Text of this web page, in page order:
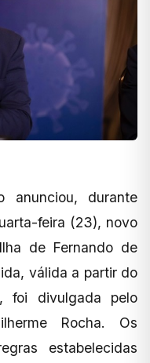
anunciou, durante
feira (23), novo
de Fernando de
válida a partir do
foi divulgada pelo
Rocha. Os
estabelecidas